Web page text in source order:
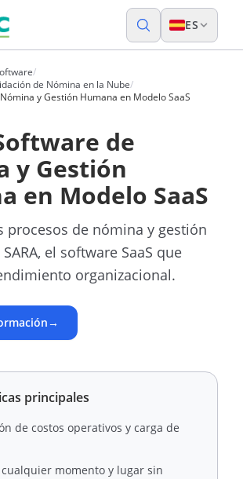
ES
/
de Nómina en la Nube/
y Gestión Humana en Modelo SaaS
de
y Gestión
en Modelo SaaS
procesos de nómina y gestión
el software SaaS que
organizacional.
→
principales
de costos operativos y carga de
cualquier momento y lugar sin